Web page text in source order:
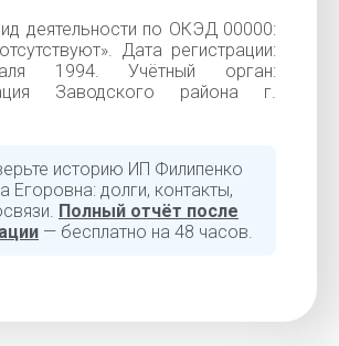
деятельности по ОКЭД 00000:
Дата регистрации:
1994. Учётный орган:
Заводского района г.
историю ИП Филипенко
Егоровна: долги, контакты,
Полный отчёт после
— бесплатно на 48 часов.